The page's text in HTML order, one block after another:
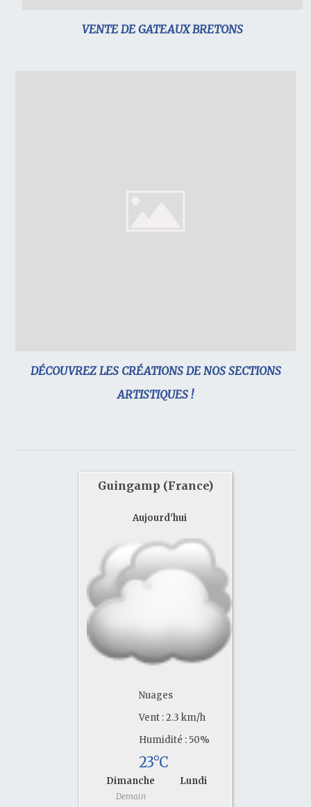
VENTE DE GATEAUX BRETONS
DÉCOUVREZ LES CRÉATIONS DE NOS SECTIONS
ARTISTIQUES !
Guingamp (France)
Aujourd'hui
Nuages
Vent : 2.3 km/h
Humidité : 50%
23°C
Dimanche
Demain
Lundi